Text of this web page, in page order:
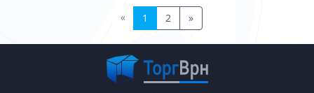
« 1 2 »